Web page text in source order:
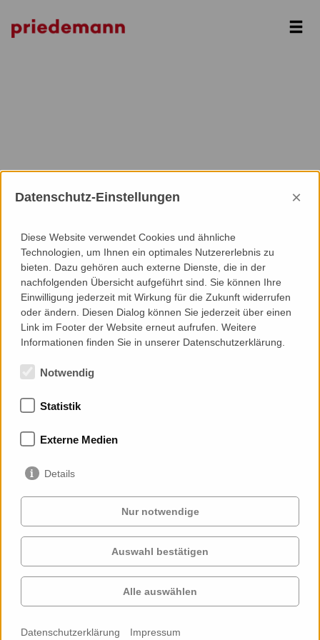
Mitgliedschaften
Services
Cases
Auftraggeber
Projekte
Profil
Kontakt
Datenschutz-Einstellungen ×
Diese Website verwendet Cookies und ähnliche
Technologien, um Ihnen ein optimales Nutzererlebnis zu
bieten. Dazu gehören auch externe Dienste, die in der
nachfolgenden Übersicht aufgeführt sind. Sie können Ihre
Einwilligung jederzeit mit Wirkung für die Zukunft widerrufen
oder ändern. Diesen Dialog können Sie jederzeit über einen
Link im Footer der Website erneut aufrufen. Weitere
Informationen finden Sie in unserer Datenschutzerklärung.
Notwendig
Statistik
Externe Medien
Details
Nur notwendige
Auswahl bestätigen
Alle auswählen
Datenschutzerklärung Impressum